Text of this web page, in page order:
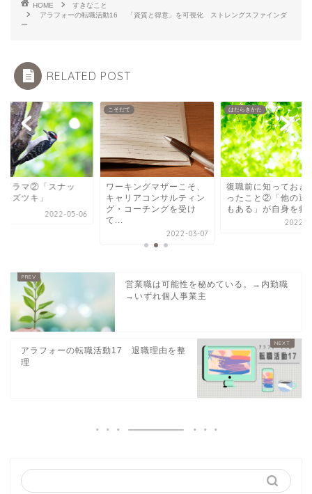
HOME
すきなこと
アラフォーの転職活動16 「資質と得意」を可視化 ストレングスファインダ
ー
RELATED POST
こと
ドラマ②「スナッ
ズツキ」
2022-05-06
こそだて
ワーキングマザーこそ、
キャリアコンサルティン
グ・コーチングを受け
て...
2022-03-07
はたらきかた
復職前に知っておき
ったこと②「他の選
もある」が自身を救
2022-
営業職は可能性を秘めている。→内勤職
→いずれ個人事業主
アラフォーの転職活動17 退職理由を整
理